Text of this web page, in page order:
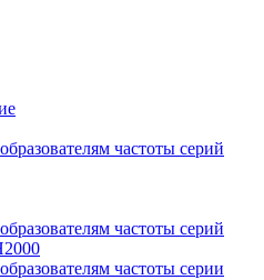
частоты серий
частоты серий
частоты серии